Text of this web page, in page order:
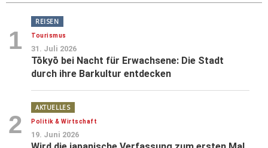
1
REISEN
Tourismus
31. Juli 2026
Tōkyō bei Nacht für Erwachsene: Die Stadt
durch ihre Barkultur entdecken
2
AKTUELLES
Politik & Wirtschaft
19. Juni 2026